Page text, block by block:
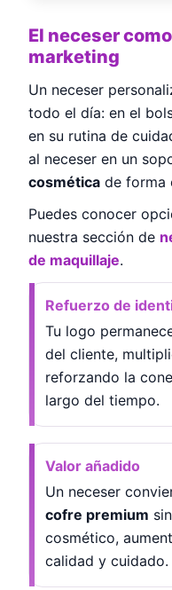
El neceser
marketing
Un neceser
todo el día: en el
en su rutina de
al neceser en un
cosmética de forma
Puedes conocer
nuestra sección de
de maquillaje.
Refuerzo de
Tu logo
del cliente,
reforzando la
largo del tiempo.
Valor añadido
Un neceser
cofre premium
cosmético,
calidad y cuidado.